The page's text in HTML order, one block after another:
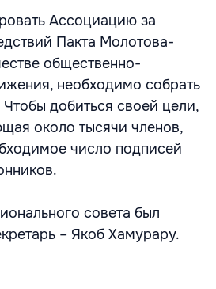
Ассоциацию за
Пакта Молотова-
общественно-
необходимо собрать
добиться своей цели,
около тысячи членов,
число подписей
совета был
– Якоб Хамурару.